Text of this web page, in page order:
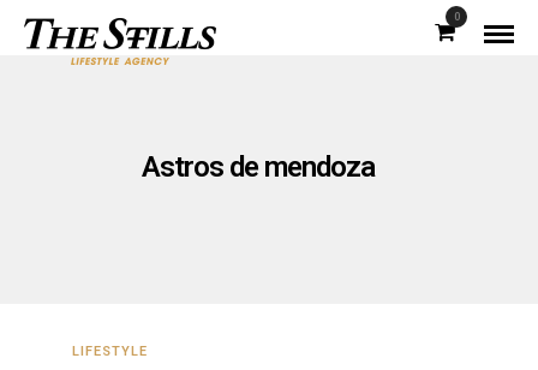
0
Astros de mendoza
LIFESTYLE